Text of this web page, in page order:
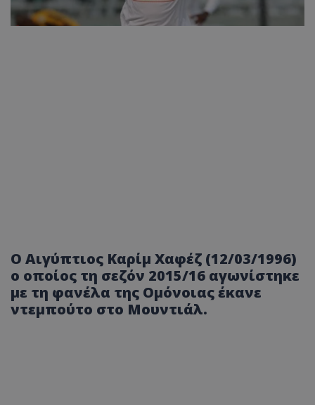
Ο Αιγύπτιος Καρίμ Χαφέζ (12/03/1996)
ο οποίος τη σεζόν 2015/16 αγωνίστηκε
με τη φανέλα της Ομόνοιας έκανε
ντεμπούτο στο Μουντιάλ.